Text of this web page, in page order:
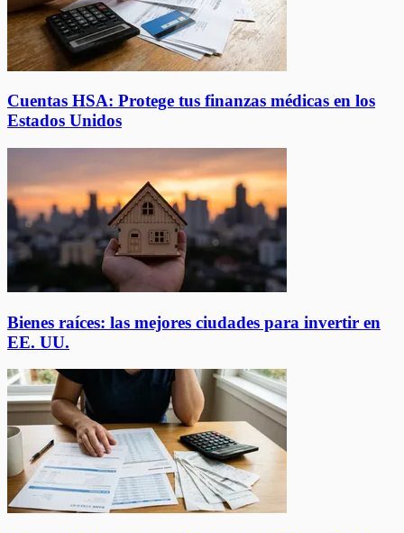
Cuentas HSA: Protege tus finanzas médicas en los
Estados Unidos
Bienes raíces: las mejores ciudades para invertir en
EE. UU.